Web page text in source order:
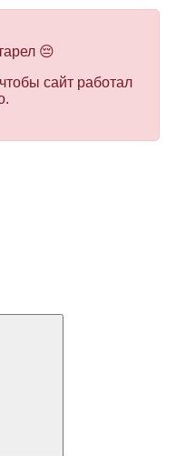
😔
сайт работал